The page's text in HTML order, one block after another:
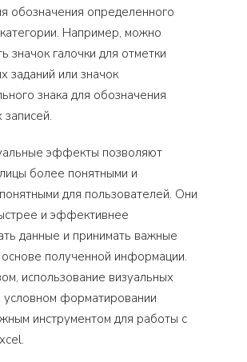
обозначения определенного
категории. Например, можно
значок галочки для отметки
заданий или значок
знака для обозначения
эффекты позволяют
более понятными и
для пользователей. Они
и эффективнее
данные и принимать важные
полученной информации.
использование визуальных
форматировании
инструментом для работы с